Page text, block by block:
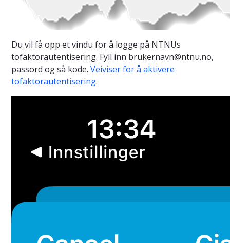
Du vil få opp et vindu for å logge på NTNUs
tofaktorautentisering. Fyll inn brukernavn@ntnu.no,
passord og så kode. Veiviser for å aktivere
tofaktorautentisering.